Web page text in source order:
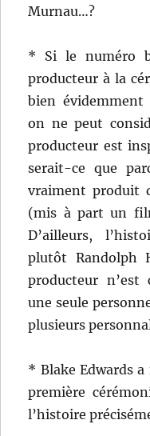
Murnau…?
* Si le numéro
producteur à la
bien évidemment
on ne peut
producteur est
serait-ce que
vraiment produit
(mis à part un
D’ailleurs,
plutôt Randolph
producteur n’est
une seule
plusieurs
* Blake Edwards
première
l’histoire